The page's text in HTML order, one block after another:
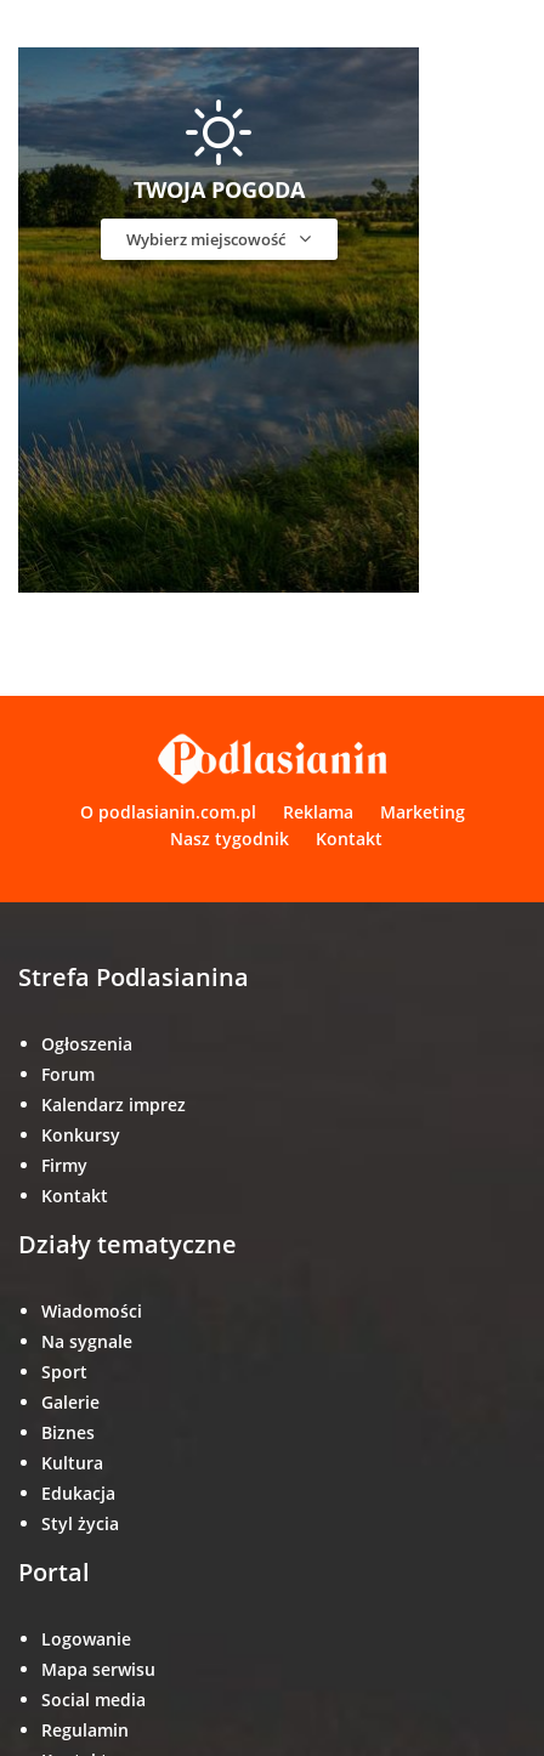
TWOJA POGODA
Wybierz miejscowość
O podlasianin.com.pl Reklama
Marketing
Nasz tygodnik
Kontakt
Strefa Podlasianina
Ogłoszenia
Forum
Kalendarz imprez
Konkursy
Firmy
Kontakt
Działy tematyczne
Wiadomości
Na sygnale
Sport
Galerie
Biznes
Kultura
Edukacja
Styl życia
Portal
Logowanie
Mapa serwisu
Social media
Regulamin